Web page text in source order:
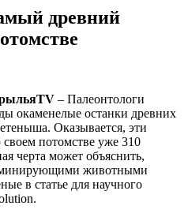
древний
– Палеонтологи
окаменелые останки древних
Оказывается, эти
своем потомстве уже 310
черта может объяснить,
животными
в статье для научного